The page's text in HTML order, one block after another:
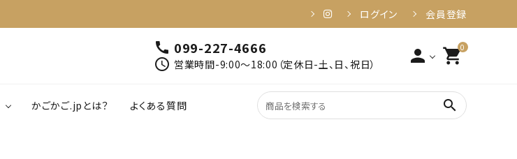
ログイン 会員登録
call 099-227-4666
schedule 営業時間-9:00～18:00（定休日-土、日、祝日） person 0
shopping_cart
かごかご.jpとは？ よくある質問 search